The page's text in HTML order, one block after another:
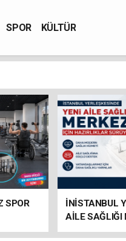
SPOR KÜLTÜR
SPOR
İNİSTANBUL
AİLE SAĞLIĞI
HAZIRLIKLAR